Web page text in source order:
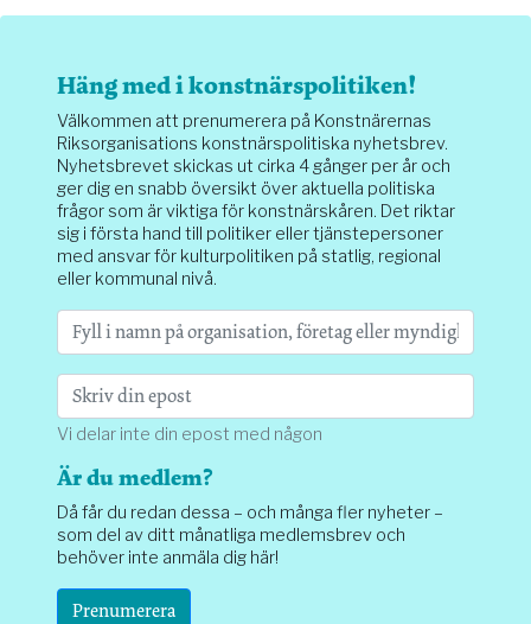
Häng med i konstnärspolitiken!
Välkommen att prenumerera på Konstnärernas
Riksorganisations konstnärspolitiska nyhetsbrev.
Nyhetsbrevet skickas ut cirka 4 gånger per år och
ger dig en snabb översikt över aktuella politiska
frågor som är viktiga för konstnärskåren. Det riktar
sig i första hand till politiker eller tjänstepersoner
med ansvar för kulturpolitiken på statlig, regional
eller kommunal nivå.
Vi delar inte din epost med någon
Är du medlem?
Då får du redan dessa – och många fler nyheter –
som del av ditt månatliga medlemsbrev och
behöver inte anmäla dig här!
Prenumerera